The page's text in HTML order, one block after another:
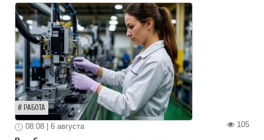
РАБОТА
105
08:08 | 6 августа